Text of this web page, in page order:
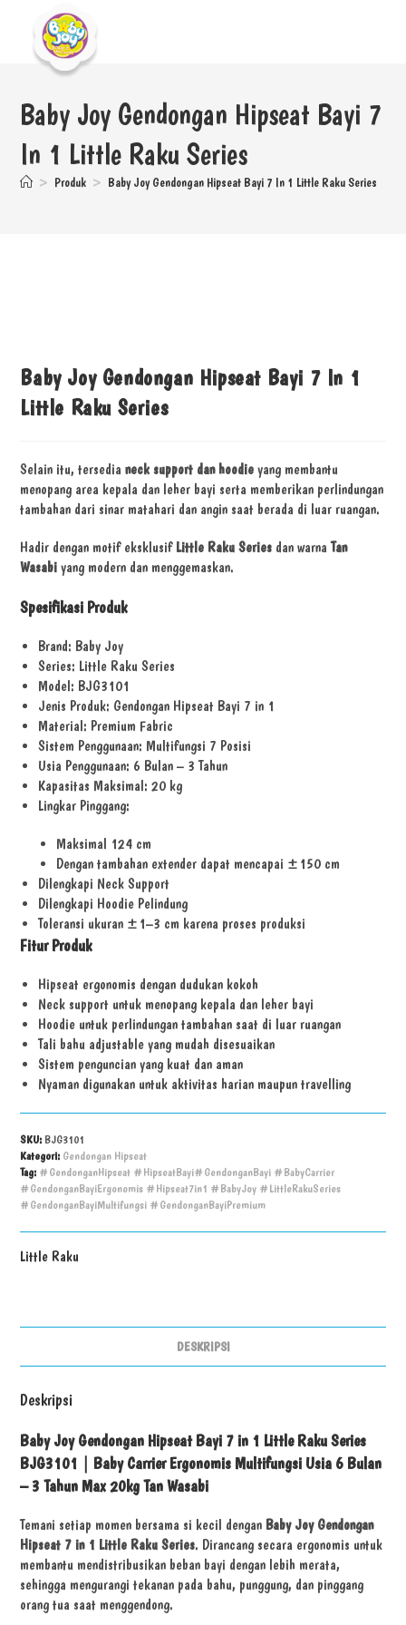
Baby Joy Gendongan Hipseat Bayi 7
In 1 Little Raku Series
> Produk > Baby Joy Gendongan Hipseat Bayi 7 In 1 Little Raku Series
Baby Joy Gendongan Hipseat Bayi 7 In 1
Little Raku Series
Selain itu, tersedianeck support dan hoodie yang membantu
menopang area kepala dan leher bayi serta memberikan perlindungan
tambahan dari sinar matahari dan angin saat berada di luar ruangan.
Hadir dengan motif eksklusif Little Raku Series dan warnaTan
Wasabi yang modern dan menggemaskan.
Spesifikasi Produk
Brand: Baby Joy
Series: Little Raku Series
Model: BJG3101
Jenis Produk: Gendongan Hipseat Bayi 7 in 1
Material: Premium Fabric
Sistem Penggunaan: Multifungsi 7 Posisi
Usia Penggunaan: 6 Bulan – 3 Tahun
Kapasitas Maksimal: 20 kg
Lingkar Pinggang:
Maksimal 124 cm
Dengan tambahan extender dapat mencapai ±150 cm
Dilengkapi Neck Support
Dilengkapi Hoodie Pelindung
Toleransi ukuran ±1–3 cm karena proses produksi
Fitur Produk
Hipseat ergonomis dengan dudukan kokoh
Neck support untuk menopang kepala dan leher bayi
Hoodie untuk perlindungan tambahan saat di luar ruangan
Tali bahu adjustable yang mudah disesuaikan
Sistem penguncian yang kuat dan aman
Nyaman digunakan untuk aktivitas harian maupun travelling
SKU: BJG3101
Kategori: Gendongan Hipseat
Tag: #GendonganHipseat #HipseatBayi#GendonganBayi #BabyCarrier
#GendonganBayiErgonomis #Hipseat7in1 #BabyJoy #LittleRakuSeries
#GendonganBayiMultifungsi #GendonganBayiPremium
Little Raku
DESKRIPSI
Deskripsi
Baby Joy Gendongan Hipseat Bayi 7 in 1 Little Raku Series
BJG3101 | Baby Carrier Ergonomis Multifungsi Usia 6 Bulan
– 3 Tahun Max 20kg Tan Wasabi
Temani setiap momen bersama si kecil dengan Baby Joy Gendongan
Hipseat 7 in 1 Little Raku Series. Dirancang secara ergonomis untuk
membantu mendistribusikan beban bayi dengan lebih merata,
sehingga mengurangi tekanan pada bahu, punggung, dan pinggang
orang tua saat menggendong.